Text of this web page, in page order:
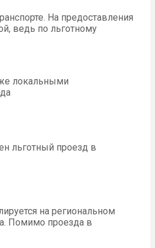
На предоставления
ведь по льготному
локальными
льготный проезд в
на региональном
Помимо проезда в